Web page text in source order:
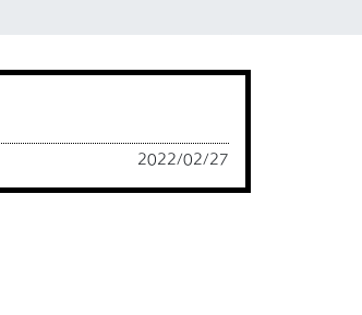
2022/02/27